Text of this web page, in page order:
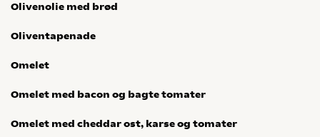
Olivenolie med brød
Oliventapenade
Omelet
Omelet med bacon og bagte tomater
Omelet med cheddar ost, karse og tomater